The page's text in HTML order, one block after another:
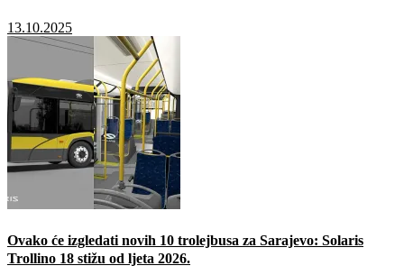
13.10.2025
Ovako će izgledati novih 10 trolejbusa za Sarajevo: Solaris
Trollino 18 stižu od ljeta 2026.